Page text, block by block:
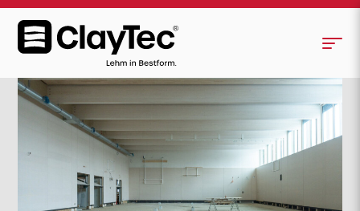
Zirkulärer und klimaneutraler Bau:
Kreisförderzentrum Viersen